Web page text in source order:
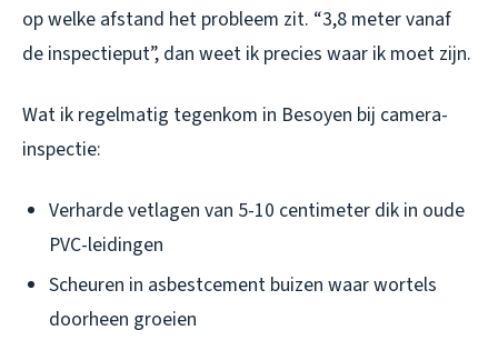
op welke afstand het probleem zit. “3,8 meter vanaf
de inspectieput”, dan weet ik precies waar ik moet zijn.
Wat ik regelmatig tegenkom in Besoyen bij camera-
inspectie:
Verharde vetlagen van 5-10 centimeter dik in oude
PVC-leidingen
Scheuren in asbestcement buizen waar wortels
doorheen groeien